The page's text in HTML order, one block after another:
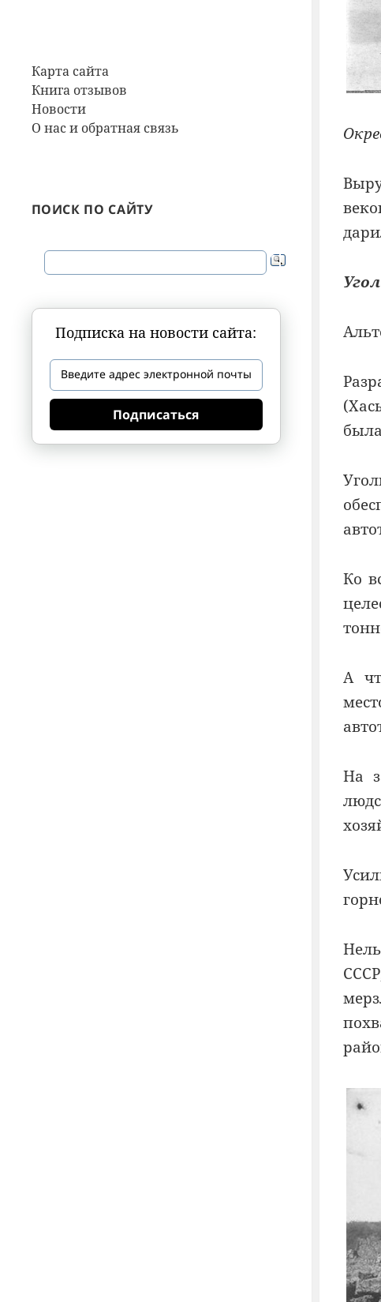
Карта сайта
Книга отзывов
Новости
О нас и обратная связь
ПОИСК ПО САЙТУ
Подписка на новости сайта:
Подписаться
Ко
А
На